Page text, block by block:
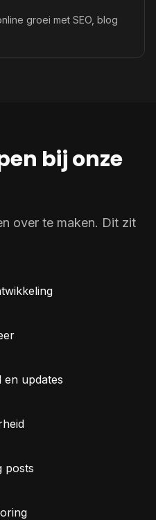
groei met SEO, blog
bij onze
over te maken. Dit zit
en updates
posts